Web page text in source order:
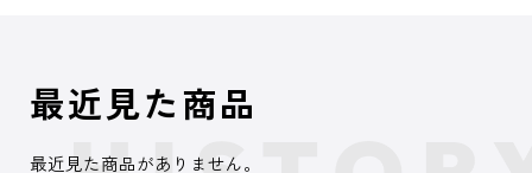
最近見た商品
最近見た商品がありません。